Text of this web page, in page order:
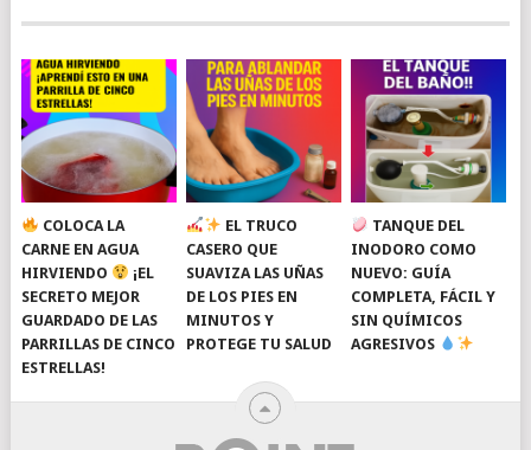
COLOCA LA
CARNE EN AGUA
HIRVIENDO
¡EL
SECRETO MEJOR
GUARDADO DE LAS
PARRILLAS DE CINCO
ESTRELLAS!
EL TRUCO
CASERO QUE
SUAVIZA LAS UÑAS
DE LOS PIES EN
MINUTOS Y
PROTEGE TU SALUD
TANQUE DEL
INODORO COMO
NUEVO: GUÍA
COMPLETA, FÁCIL Y
SIN QUÍMICOS
AGRESIVOS